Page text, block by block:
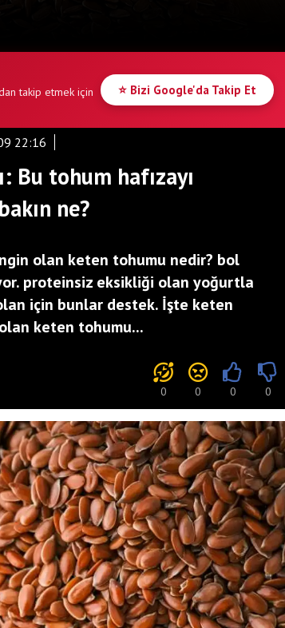
takip etmek için
⭐ Bizi Google'da Takip Et
22:16
Bu tohum hafızayı
ne?
olan keten tohumu nedir? bol
proteinsiz eksikliği olan yoğurtla
için bunlar destek. İşte keten
keten tohumu...
0 0 0 0